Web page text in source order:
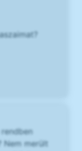
Nem merült